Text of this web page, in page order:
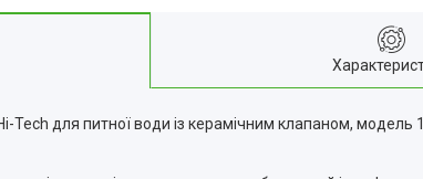
Tech для питної води із керамічним клапаном, модель